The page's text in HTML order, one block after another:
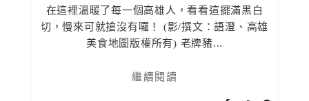
在這裡溫暖了每一個高雄人，看看這擺滿黑白
切，慢來可就搶沒有囉！ (影/撰文：語澄、高雄
美食地圖版權所有) 老牌豬...
繼續閱讀